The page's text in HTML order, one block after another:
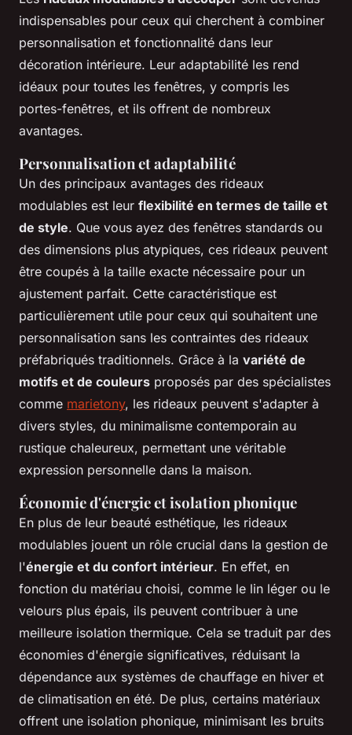
indispensables pour ceux qui cherchent à combiner
personnalisation et fonctionnalité dans leur
décoration intérieure. Leur adaptabilité les rend
idéaux pour toutes les fenêtres, y compris les
portes-fenêtres, et ils offrent de nombreux
avantages.
Personnalisation et adaptabilité
Un des principaux avantages des rideaux
modulables est leur flexibilité en termes de taille et
de style. Que vous ayez des fenêtres standards ou
des dimensions plus atypiques, ces rideaux peuvent
être coupés à la taille exacte nécessaire pour un
ajustement parfait. Cette caractéristique est
particulièrement utile pour ceux qui souhaitent une
personnalisation sans les contraintes des rideaux
préfabriqués traditionnels. Grâce à la variété de
motifs et de couleurs proposés par des spécialistes
comme marietony, les rideaux peuvent s'adapter à
divers styles, du minimalisme contemporain au
rustique chaleureux, permettant une véritable
expression personnelle dans la maison.
Économie d'énergie et isolation phonique
En plus de leur beauté esthétique, les rideaux
modulables jouent un rôle crucial dans la gestion de
l'énergie et du confort intérieur. En effet, en
fonction du matériau choisi, comme le lin léger ou le
velours plus épais, ils peuvent contribuer à une
meilleure isolation thermique. Cela se traduit par des
économies d'énergie significatives, réduisant la
dépendance aux systèmes de chauffage en hiver et
de climatisation en été. De plus, certains matériaux
offrent une isolation phonique, minimisant les bruits